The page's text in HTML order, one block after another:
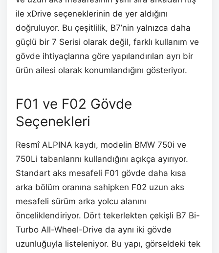
ile xDrive seçeneklerinin de yer aldığını
doğruluyor. Bu çeşitlilik, B7’nin yalnızca daha
güçlü bir 7 Serisi olarak değil, farklı kullanım ve
gövde ihtiyaçlarına göre yapılandırılan ayrı bir
ürün ailesi olarak konumlandığını gösteriyor.
F01 ve F02 Gövde
Seçenekleri
Resmî ALPINA kaydı, modelin BMW 750i ve
750Li tabanlarını kullandığını açıkça ayırıyor.
Standart aks mesafeli F01 gövde daha kısa
arka bölüm oranına sahipken F02 uzun aks
mesafeli sürüm arka yolcu alanını
önceliklendiriyor. Dört tekerlekten çekişli B7 Bi-
Turbo All-Wheel-Drive da aynı iki gövde
uzunluğuyla listeleniyor. Bu yapı, görseldeki tek